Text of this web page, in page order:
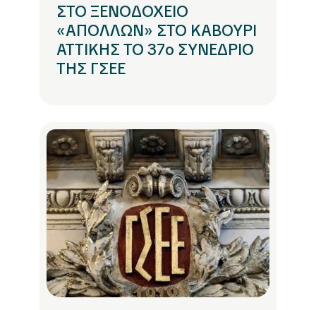
ΣΤΟ ΞΕΝΟΔΟΧΕΙΟ
«ΑΠΟΛΛΩΝ» ΣΤΟ ΚΑΒΟΥΡΙ
ΑΤΤΙΚΗΣ ΤΟ 37ο ΣΥΝΕΔΡΙΟ
ΤΗΣ ΓΣΕΕ